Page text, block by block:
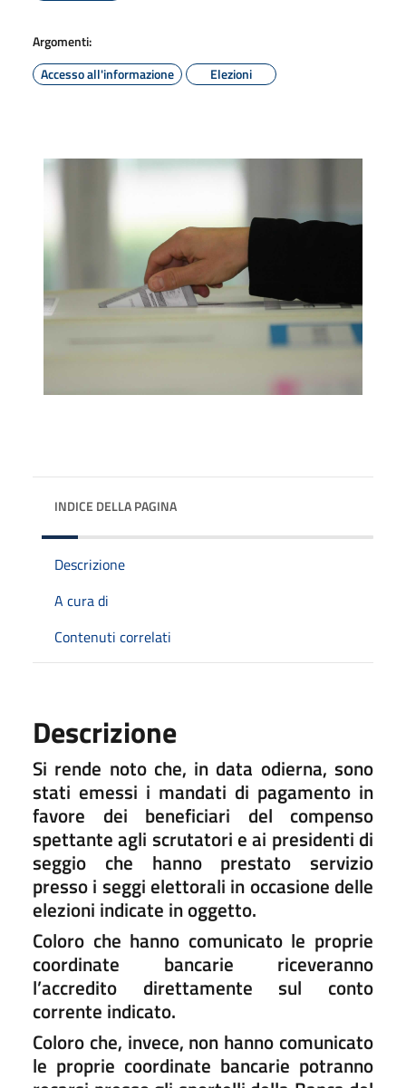
Argomenti:
Accesso all'informazione
Elezioni
INDICE DELLA PAGINA
Descrizione
A cura di
Contenuti correlati
Descrizione
Si rende noto che, in data odierna, sono
stati emessi i mandati di pagamento in
favore dei beneficiari del compenso
spettante agli scrutatori e ai presidenti di
seggio che hanno prestato servizio
presso i seggi elettorali in occasione delle
elezioni indicate in oggetto.
Coloro che hanno comunicato le proprie
coordinate bancarie riceveranno
l’accredito direttamente sul conto
corrente indicato.
Coloro che, invece, non hanno comunicato
le proprie coordinate bancarie potranno